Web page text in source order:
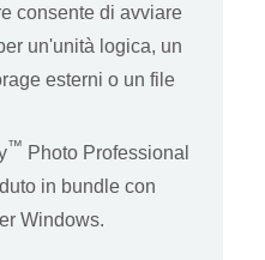
consente di avviare
un'unità logica, un
esterni o un file
™ Photo Professional
in bundle con
Windows.